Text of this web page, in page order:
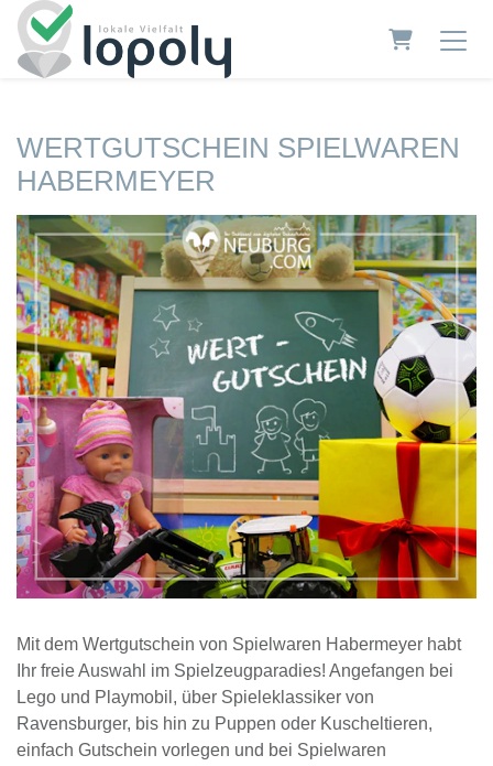
Warenkorb
WERTGUTSCHEIN SPIELWAREN
HABERMEYER
Mit dem Wertgutschein von Spielwaren Habermeyer habt
Ihr freie Auswahl im Spielzeugparadies! Angefangen bei
Lego und Playmobil, über Spieleklassiker von
Ravensburger, bis hin zu Puppen oder Kuscheltieren,
einfach Gutschein vorlegen und bei Spielwaren